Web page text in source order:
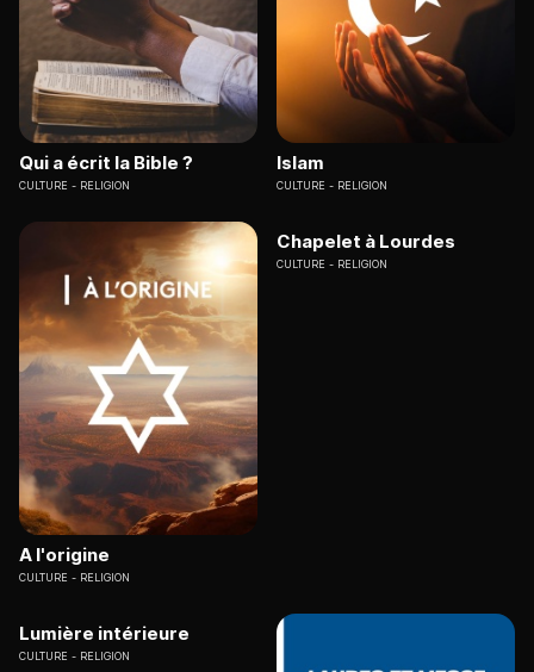
Qui a écrit la Bible ?
CULTURE RELIGION
Islam
CULTURE RELIGION
A l'origine
CULTURE RELIGION
Chapelet à Lourdes
CULTURE RELIGION
Lumière intérieure
CULTURE RELIGION